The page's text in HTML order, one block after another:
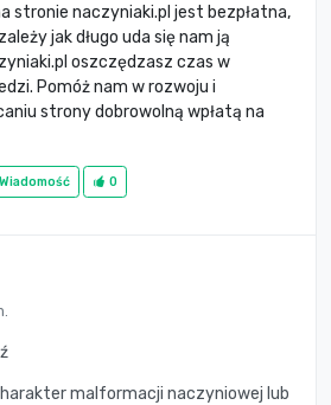
stronie naczyniaki.pl jest bezpłatna,
jak długo uda się nam ją
oszczędzasz czas w
Pomóż nam w rozwoju i
strony dobrowolną wpłatą na
Wiadomość 0
malformacji naczyniowej lub